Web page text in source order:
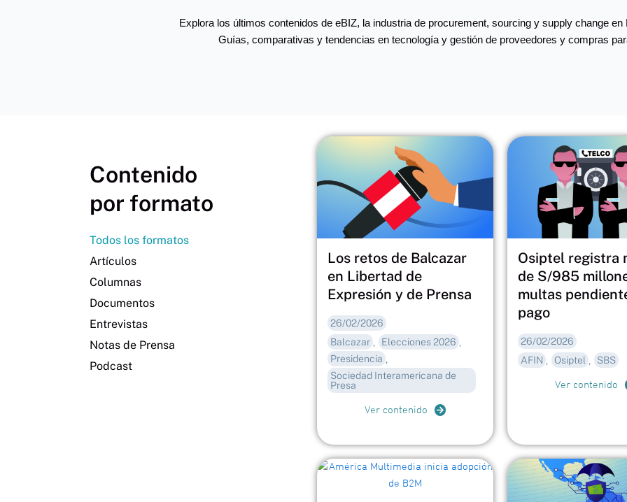
Explora los últimos contenidos de eBIZ, la industria de procurement, sourcing y supply change
Guías, comparativas y tendencias en tecnología y gestión de proveedores y compras
Contenido
por formato
Todos los formatos
Artículos
Columnas
Documentos
Entrevistas
Notas de Prensa
Podcast
Los retos de Balcazar
en Libertad de
Expresión y de Prensa
26/02/2026
Balcazar , Elecciones 2026 ,
Presidencia ,
Sociedad Interamericana de
Presa
Ver contenido
Osiptel registra
de S/985
multas
pago
26/02/2026
AFIN , Osiptel , SBS
Ver contenido